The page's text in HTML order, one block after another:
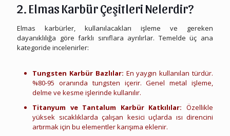
2. Elmas Karbür Çeşitleri Nelerdir?
Elmas karbürler, kullanılacakları işleme ve gereken
dayanıklılığa göre farklı sınıflara ayrılırlar. Temelde üç ana
kategoride incelenirler:
Tungsten Karbür Bazlılar: En yaygın kullanılan türdür.
%80-95 oranında tungsten içerir. Genel metal işleme,
delme ve kesme işlerinde kullanılır.
Titanyum ve Tantalum Karbür Katkılılar: Özellikle
yüksek sıcaklıklarda çalışan kesici uçlarda ısı direncini
artırmak için bu elementler karışıma eklenir.